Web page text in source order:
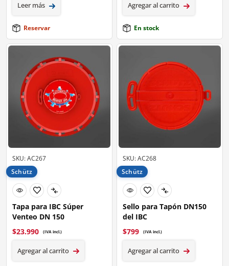
Leer más
Reservar
Agregar al carrito
En stock
SKU: AC267
Schütz
Tapa para IBC Súper
Venteo DN 150
$23.990 (IVA incl.)
Agregar al carrito
SKU: AC268
Schütz
Sello para Tapón DN150
del IBC
$799 (IVA incl.)
Agregar al carrito